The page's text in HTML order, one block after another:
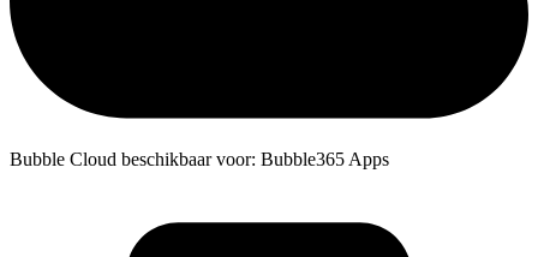
Bubble Cloud beschikbaar voor: Bubble365 Apps